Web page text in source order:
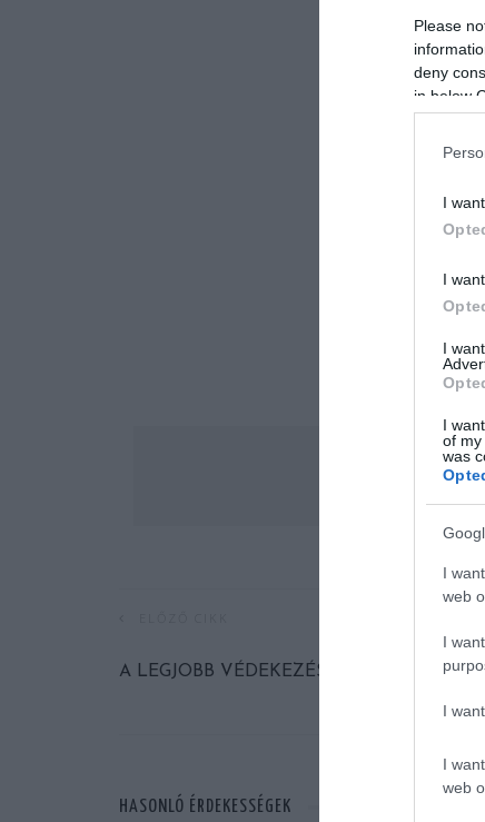
Please
deny
in below
I
I
I
I
of my
was
I
web
I
I
I
web
A LEGJOBB VÉDEKEZÉS A TÁMADÁS!
HASONLÓ ÉRDEKESSÉGEK